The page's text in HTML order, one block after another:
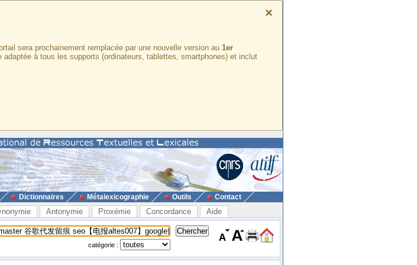
×
sera prochainement remplacée par une nouvelle version au 1er
à tous les supports (ordinateurs, tablettes, smartphones) et inclut
Dictionnaires Métalexicographie Outils Contact
Antonymie Proxémie Concordance Aide
catégorie :